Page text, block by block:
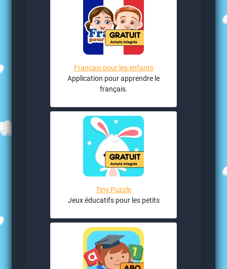
Français pour les enfants
Application pour apprendre le
français.
Tiny Puzzle
Jeux éducatifs pour les petits